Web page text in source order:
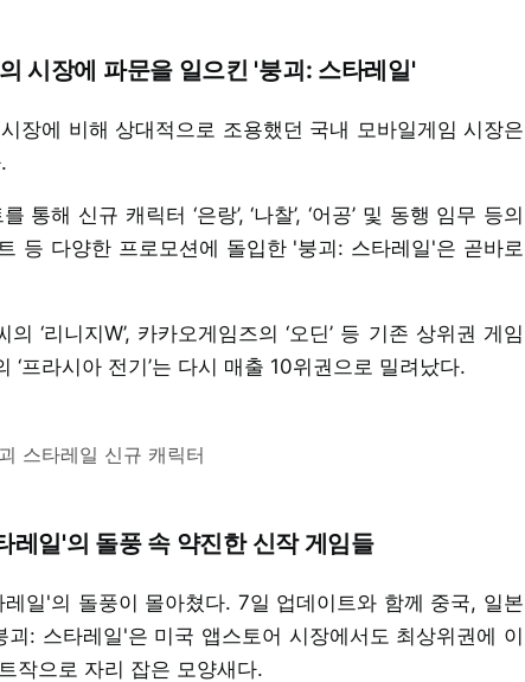
시장에 파문을 일으킨 '붕괴: 스타레일'
장에 비해 상대적으로 조용했던 국내 모바일게임 시장은
통해 신규 캐릭터 ‘은랑’, ‘나찰’, ‘어공’ 및 동행 임무 등의
등 다양한 프로모션에 돌입한 '붕괴: 스타레일'은 곧바로
‘리니지W’, 카카오게임즈의 ‘오딘’ 등 기존 상위권 게임
프라시아 전기’는 다시 매출 10위권으로 밀려났다.
스타레일 신규 캐릭터
일'의 돌풍 속 약진한 신작 게임들
일'의 돌풍이 몰아쳤다. 7일 업데이트와 함께 중국, 일본
: 스타레일'은 미국 앱스토어 시장에서도 최상위권에 이
작으로 자리 잡은 모양새다.